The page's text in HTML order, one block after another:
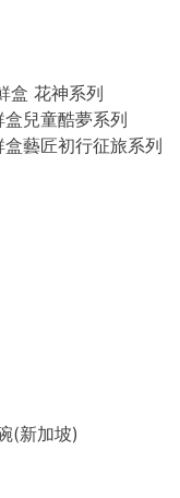
盒 花神系列
兒童酷夢系列
藝匠初行征旅系列
(新加坡)